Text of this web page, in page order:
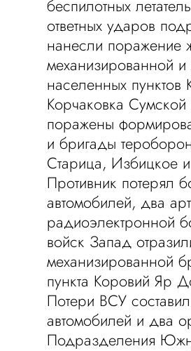
беспилотных
ответных ударов
нанесли поражение
механизированной
населенных
Корчаковка
поражены
и бригады
Старица, Избицкое
Противник потерял
автомобилей, два
радиоэлектронной
войск Запад
механизированной
пункта Коровий Яр
Потери ВСУ
автомобилей и два
Подразделения